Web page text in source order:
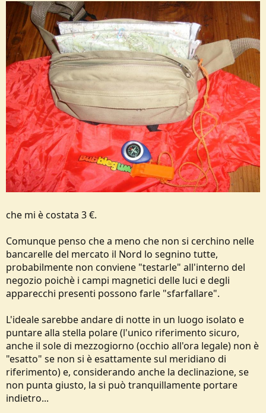
che mi è costata 3 €.
Comunque penso che a meno che non si cerchino nelle
bancarelle del mercato il Nord lo segnino tutte,
probabilmente non conviene "testarle" all'interno del
negozio poichè i campi magnetici delle luci e degli
apparecchi presenti possono farle "sfarfallare".
L'ideale sarebbe andare di notte in un luogo isolato e
puntare alla stella polare (l'unico riferimento sicuro,
anche il sole di mezzogiorno (occhio all'ora legale) non è
"esatto" se non si è esattamente sul meridiano di
riferimento) e, considerando anche la declinazione, se
non punta giusto, la si può tranquillamente portare
indietro...